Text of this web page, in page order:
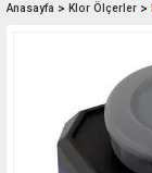
Anasayfa Klor Ölçerler